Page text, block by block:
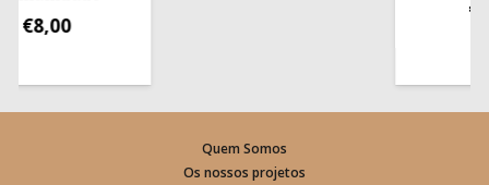
Quem Somos
Os nossos projetos